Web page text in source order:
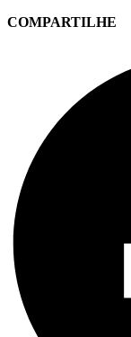
COMPARTILHE